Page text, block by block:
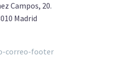
Campos, 20.
Madrid